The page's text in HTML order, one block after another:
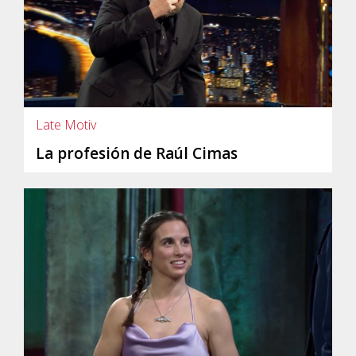
Late Motiv
La profesión de Raúl Cimas